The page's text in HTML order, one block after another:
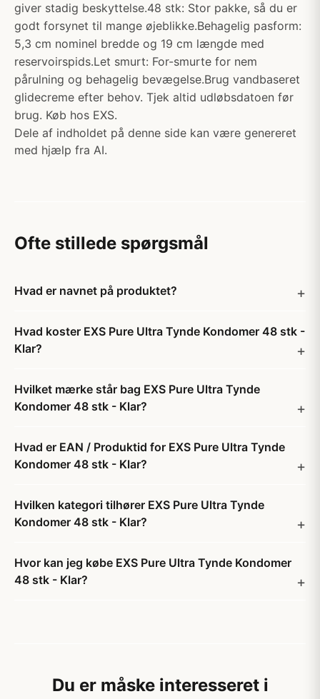
giver stadig beskyttelse.48 stk: Stor pakke, så du er
godt forsynet til mange øjeblikke.Behagelig pasform:
5,3 cm nominel bredde og 19 cm længde med
reservoirspids.Let smurt: For-smurte for nem
pårulning og behagelig bevægelse.Brug vandbaseret
glidecreme efter behov. Tjek altid udløbsdatoen før
brug. Køb hos EXS.
Dele af indholdet på denne side kan være genereret
med hjælp fra AI.
Ofte stillede spørgsmål
Hvad er navnet på produktet?
Hvad koster EXS Pure Ultra Tynde Kondomer 48 stk -
Klar?
Hvilket mærke står bag EXS Pure Ultra Tynde
Kondomer 48 stk - Klar?
Hvad er EAN / Produktid for EXS Pure Ultra Tynde
Kondomer 48 stk - Klar?
Hvilken kategori tilhører EXS Pure Ultra Tynde
Kondomer 48 stk - Klar?
Hvor kan jeg købe EXS Pure Ultra Tynde Kondomer
48 stk - Klar?
Du er måske interesseret i